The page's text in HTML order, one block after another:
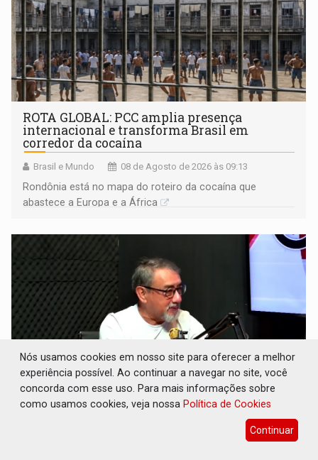
ROTA GLOBAL: PCC amplia presença
internacional e transforma Brasil em
corredor da cocaína
Brasil e Mundo 08 de Agosto de 2026 às 09:13
Rondônia está no mapa do roteiro da cocaína que
abastece a Europa e a África
CONEXÃO RONDONIAOVIVO: Museólogo
Antônio Ocampo conduz a história de uma
Nós usamos cookies em nosso site para oferecer a melhor
experiência possível. Ao continuar a navegar no site, você
concorda com esse uso. Para mais informações sobre
como usamos cookies, veja nossa Política de Cookies
Continuar